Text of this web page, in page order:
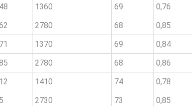
1360 69 0,76
2780 68 0,85
1370 69 0,84
2780 68 0,86
1410 74 0,78
2730 73 0,85